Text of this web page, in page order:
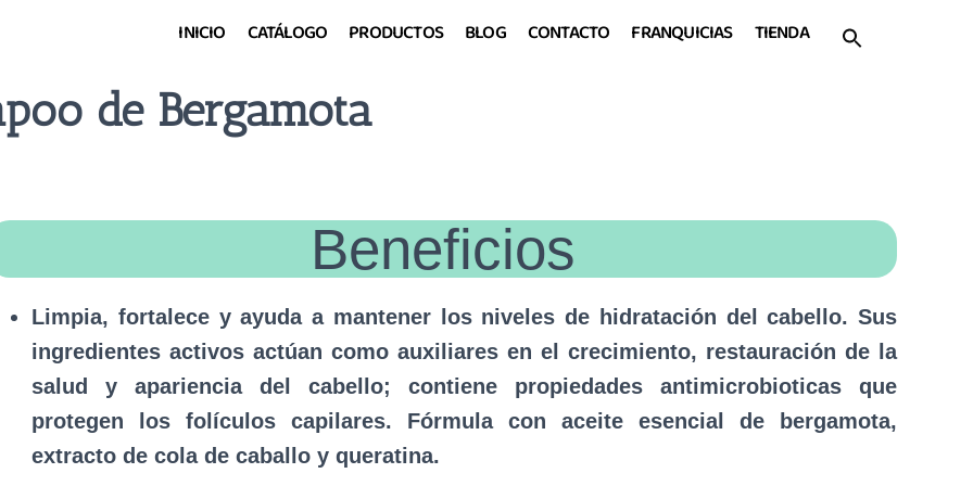
INICIO CATÁLOGO PRODUCTOS BLOG CONTACTO FRANQUICIAS TIENDA
de Bergamota
Beneficios
Limpia, fortalece y ayuda a mantener los niveles de hidratación del cabello. Sus
ingredientes activos actúan como auxiliares en el crecimiento, restauración de la
salud y apariencia del cabello; contiene propiedades antimicrobioticas que
protegen los folículos capilares. Fórmula con aceite esencial de bergamota,
extracto de cola de caballo y queratina.